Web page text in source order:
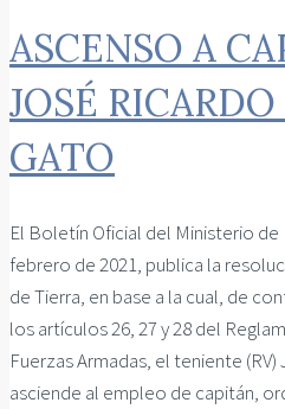
ASCENSO A
JOSÉ
GATO
El Boletín Oficial del Ministerio de
febrero de 2021, publica la
de Tierra, en base a la cual, de
los artículos 26, 27 y 28 del
Fuerzas Armadas, el teniente
asciende al empleo de capitán,